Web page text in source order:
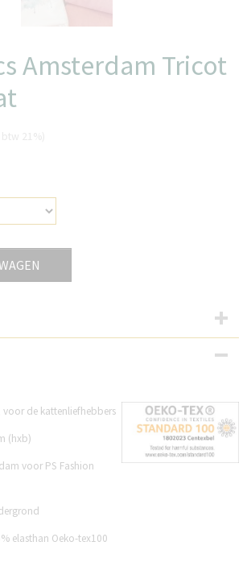
Amsterdam Tricot
voor de kattenliefhebbers
(hxb)
voor PS Fashion
elasthan Oeko-tex100